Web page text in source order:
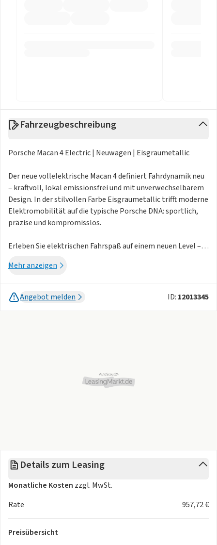
Fahrzeugbeschreibung
Porsche Macan 4 Electric | Neuwagen | Eisgraumetallic
Der neue vollelektrische Macan 4 definiert Fahrdynamik neu
– kraftvoll, lokal emissionsfrei und mit unverwechselbarem
Design. In der stilvollen Farbe Eisgraumetallic trifft moderne
Elektromobilität auf die typische Porsche DNA: sportlich,
präzise und kompromisslos.
Erleben Sie elektrischen Fahrspaß auf einem neuen Level –
Mehr anzeigen
Angebot melden ID: 12013345
Details zum Leasing
Monatliche Kosten zzgl. MwSt.
Rate
957,72 €
Preisübersicht